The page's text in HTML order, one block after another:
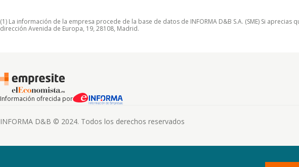
(1) La información de la empresa procede de la base de datos de INFORMA D&B S.A. (SME) Si
dirección Avenida de Europa, 19, 28108, Madrid.
Información ofrecida por
INFORMA D&B © 2024. Todos los derechos reservados